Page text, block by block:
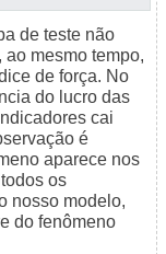
de teste não
mesmo tempo,
de força. No
do lucro das
cai
é
aparece nos
os
nosso modelo,
do fenômeno